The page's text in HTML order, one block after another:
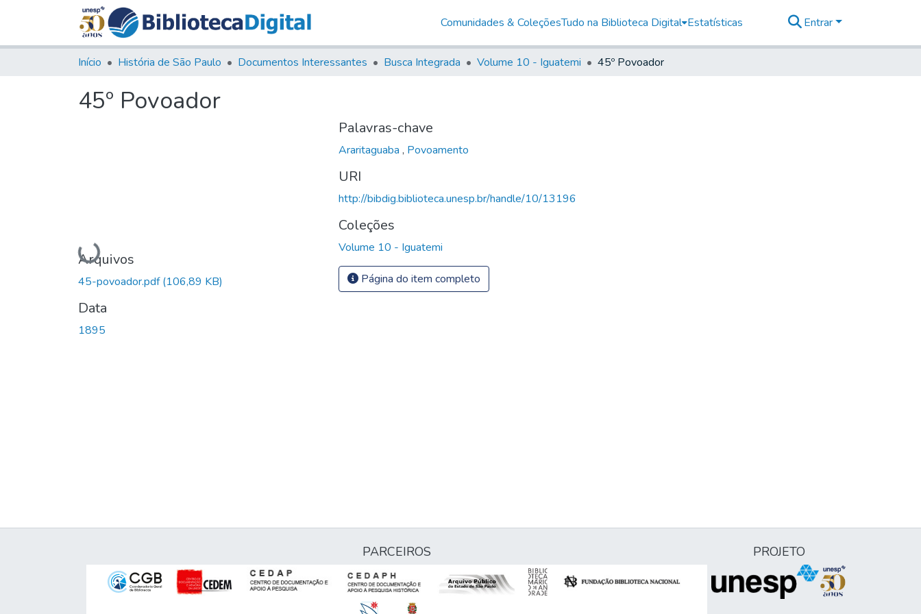
Comunidades & ColeçõesTudo na Biblioteca Digital Estatísticas Entrar
Início História de São Paulo Documentos Interessantes Busca Integrada Volume 10 - Iguatemi 45º Povoador
45º Povoador
Carregando...
Arquivos
45-povoador.pdf(106,89 KB)
Data
1895
Palavras-chave
Araritaguaba , Povoamento
URI
http://bibdig.biblioteca.unesp.br/handle/10/13196
Coleções
Volume 10 - Iguatemi
Página do item completo
PARCEIROS PROJETO